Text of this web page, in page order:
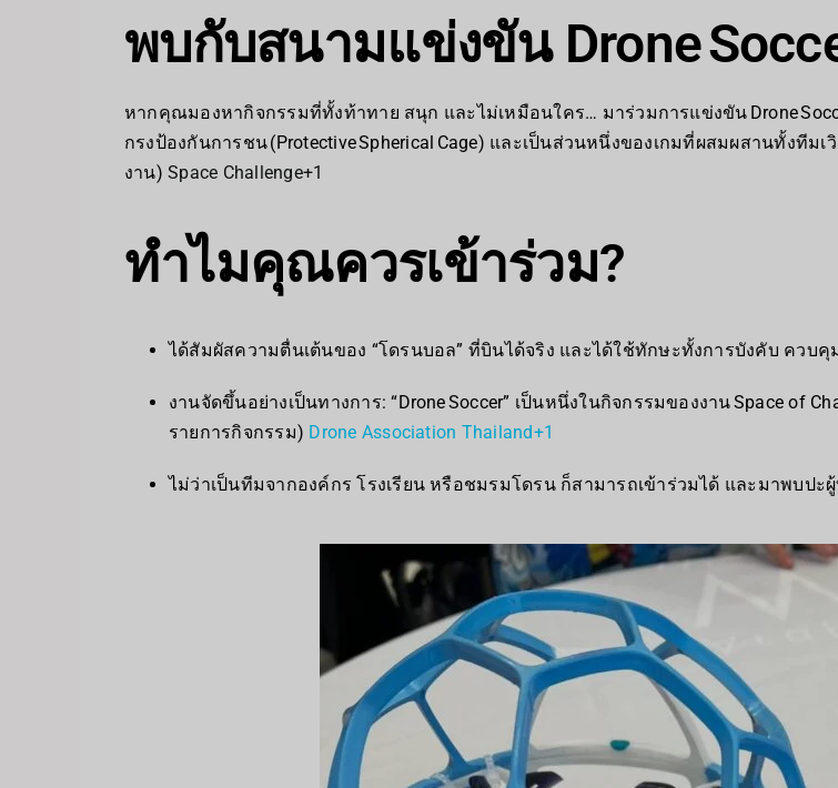
พบกับสนามแข่งขัน Drone
หากคุณมองหากิจกรรมที่ทั้งท้าทาย สนุก และไม่เหมือนใคร… มาร่วมการแข่งขัน Drone
กรงป้องกันการชน (Protective Spherical Cage) และเป็นส่วนหนึ่งของเกมที่ผสมผสานทั้งทีมเ
งาน)Space Challenge+1
ทำไมคุณควรเข้าร่วม?
ได้สัมผัสความตื่นเต้นของ “โดรนบอล” ที่บินได้จริง และได้ใช้ทักษะทั้งการบังคับ ควบ
งานจัดขึ้นอย่างเป็นทางการ: “Drone Soccer” เป็นหนึ่งในกิจกรรมของงาน Space of
รายการกิจกรรม) Drone Association Thailand+1
ไม่ว่าเป็นทีมจากองค์กร โรงเรียน หรือชมรมโดรน ก็สามารถเข้าร่วมได้ และมาพบป